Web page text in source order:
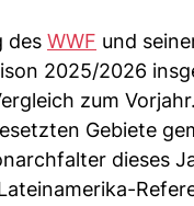
des WWF und
2025/2026
zum
Gebiete
dieses